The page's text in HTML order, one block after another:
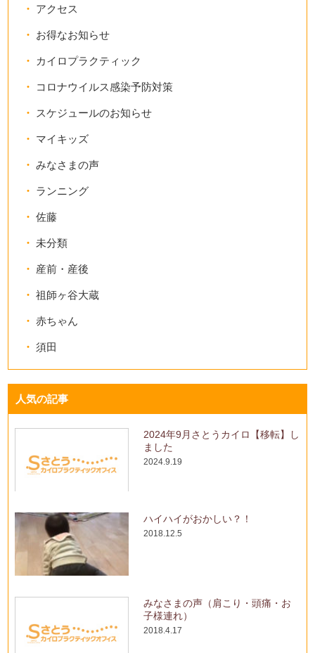
アクセス
お得なお知らせ
カイロプラクティック
コロナウイルス感染予防対策
スケジュールのお知らせ
マイキッズ
みなさまの声
ランニング
佐藤
未分類
産前・産後
祖師ヶ谷大蔵
赤ちゃん
須田
人気の記事
2024年9月さとうカイロ【移転】し
ました
2024.9.19
ハイハイがおかしい？！
2018.12.5
みなさまの声（肩こり・頭痛・お
子様連れ）
2018.4.17